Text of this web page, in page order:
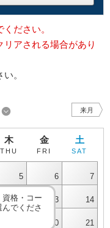
ださい。
アされる場合があり
。
来月
木
THU
金
FRI
土
SAT
5 6 7
12 13 14
20 21
資格・コー
でくださ